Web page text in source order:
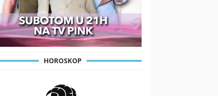
HOROSKOP